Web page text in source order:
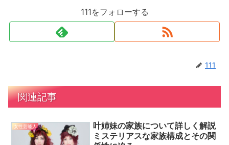
111をフォローする
111
関連記事
女性芸能人
叶姉妹の家族について詳しく解説
ミステリアスな家族構成とその関